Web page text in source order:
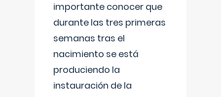
importante conocer que
durante las tres primeras
semanas tras el
nacimiento se está
produciendo la
instauración de la